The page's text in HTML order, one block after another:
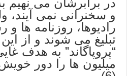
در برابرشان می
و سخنرانی نمی آیند،
رادیوها، روزنامه ها
تبلیغ می شوند و از
“پروپاگاند” به هدف
میلیون ها را دور